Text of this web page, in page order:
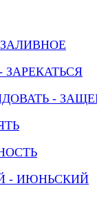
-
- ИЮНЬСКИЙ